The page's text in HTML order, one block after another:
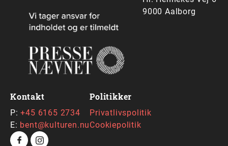
9000 Aalborg
Kontakt
P:+45 6165 2734
E: bent@kulturen.nu
Politikker
Privatlivspolitik
Cookiepolitik